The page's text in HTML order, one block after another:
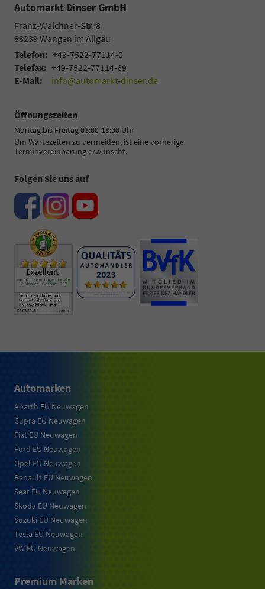
Automarkt Dinser GmbH
Franz-Walchner-Str. 8
88239 Wangen im Allgäu
Telefon: +49-7522-77114-0
Telefax: +49-7522-77114-69
E-Mail:
info@automarkt-dinser.de
Öffnungszeiten
Montag bis Freitag 08:00-18:00 Uhr
Um Wartezeiten zu vermeiden, ist eine vorherige
Terminvereinbarung erwünscht.
Folgen Sie uns auf
Automarken
Abarth EU Neuwagen
Cupra EU Neuwagen
Fiat EU Neuwagen
Ford EU Neuwagen
Opel EU Neuwagen
Renault EU Neuwagen
Seat EU Neuwagen
Skoda EU Neuwagen
Suzuki EU Neuwagen
Tesla EU Neuwagen
VW EU Neuwagen
Premium Marken